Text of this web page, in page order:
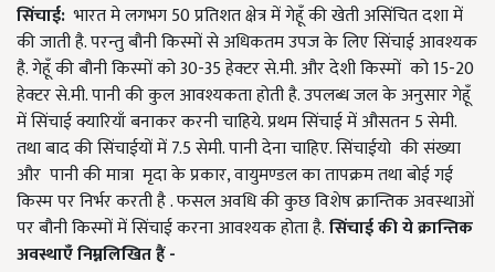
सिंचाई: भारत मे लगभग 50 प्रतिशत क्षेत्र में गेहूँ की खेती असिंचित दशा में
की जाती है. परन्तु बौनी किस्मों से अधिकतम उपज के लिए सिंचाई आवश्यक
है. गेहूँ की बौनी किस्मों को 30-35 हेक्टर से.मी. और देशी किस्मों को 15-20
हेक्टर से.मी. पानी की कुल आवश्यकता होती है. उपलब्ध जल के अनुसार गेहूँ
में सिंचाई क्यारियाँ बनाकर करनी चाहिये. प्रथम सिंचाई में औसतन 5 सेमी.
तथा बाद की सिंचाईयों में 7.5 सेमी. पानी देना चाहिए. सिंचाईयो की संख्या
और पानी की मात्रा मृदा के प्रकार, वायुमण्डल का तापक्रम तथा बोई गई
किस्म पर निर्भर करती है . फसल अवधि की कुछ विशेष क्रान्तिक अवस्थाओं
पर बौनी किस्मों में सिंचाई करना आवश्यक होता है.सिंचाई की ये क्रान्तिक
अवस्थाएँ निम्नलिखित हैं -